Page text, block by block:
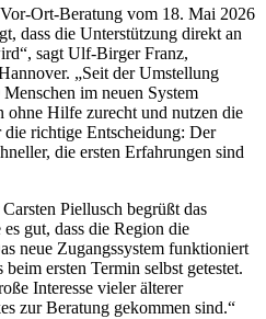
Ort-Beratung vom 18. Mai 2026
dass die Unterstützung direkt an
sagt Ulf-Birger Franz,
„Seit der Umstellung
im neuen System
ohne Hilfe zurecht und nutzen die
richtige Entscheidung: Der
die ersten Erfahrungen sind
Piellusch begrüßt das
gut, dass die Region die
neue Zugangssystem funktioniert
ersten Termin selbst getestet.
Interesse vieler älterer
zur Beratung gekommen sind.“